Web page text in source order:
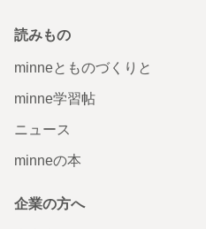
読みもの
minneとものづくりと
minne学習帖
ニュース
minneの本
企業の方へ